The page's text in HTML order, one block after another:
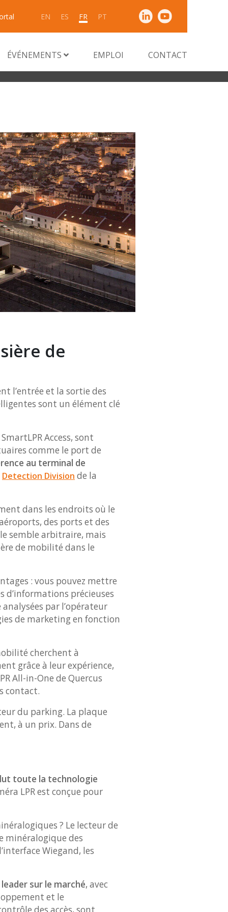
EN ES FR PT
ÉVÉNEMENTS EMPLOI CONTACT
de
l’entrée et la sortie des
sont un élément clé
Access, sont
comme le port de
au terminal de
Detection Division de la
dans les endroits où le
des ports et des
semble arbitraire, mais
de mobilité dans le
: vous pouvez mettre
d’informations précieuses
par l’opérateur
de marketing en fonction
cherchent à
grâce à leur expérience,
All-in-One de Quercus
contact.
du parking. La plaque
à un prix. Dans de
toute la technologie
LPR est conçue pour
? Le lecteur de
minéralogique des
Wiegand, les
sur le marché, avec
et le